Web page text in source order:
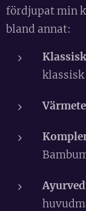
fördjupat min
bland annat:
klassisk